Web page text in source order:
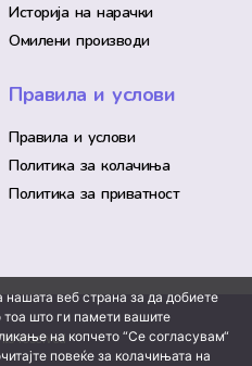
Историја на нарачки
Омилени производи
Правила и услови
Правила и услови
Политика за колачиња
Политика за приватност
reserved
веб страна за да добиете
тоа што ги памети вашите
на копчето “Се согласувам“
повеќе за колачињата на